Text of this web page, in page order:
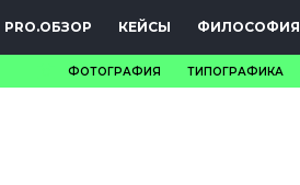
PRO.ОБЗОР КЕЙСЫ ФИЛОСОФИЯ
ФОТОГРАФИЯ ТИПОГРАФИКА